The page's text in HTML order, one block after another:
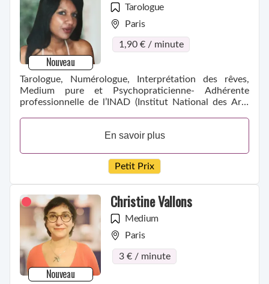
Nouveau
Tarologue
Paris
1,90 € / minute
Tarologue, Numérologue, Interprétation des rêves,
Medium pure et Psychopraticienne- Adhérente
professionnelle de l’INAD (Institut National des Arts
En savoir plus
Petit Prix
Nouveau
Christine Vallons
Medium
Paris
3 € / minute